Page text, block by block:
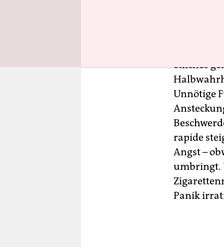
Die
etliches
Unnötige
rapide
Angst –
umbringt.
Panik